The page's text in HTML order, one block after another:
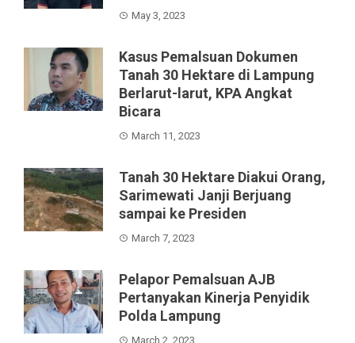
May 3, 2023
Kasus Pemalsuan Dokumen
Tanah 30 Hektare di Lampung
Berlarut-larut, KPA Angkat
Bicara
March 11, 2023
Tanah 30 Hektare Diakui Orang,
Sarimewati Janji Berjuang
sampai ke Presiden
March 7, 2023
Pelapor Pemalsuan AJB
Pertanyakan Kinerja Penyidik
Polda Lampung
March 2, 2023